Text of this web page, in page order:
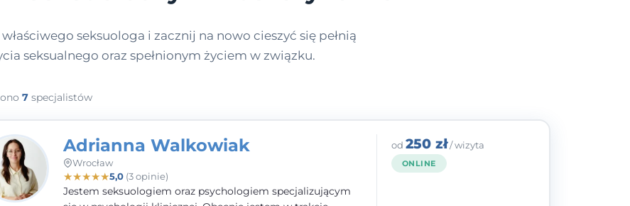
seksuologa i zacznij na nowo cieszyć się pełnią
seksualnego oraz spełnionym życiem w związku.
7 specjalistów
Adrianna Walkowiak
Wrocław
★★★★★5,0(3 opinie)
Jestem seksuologiem oraz psychologiem specjalizującym
od 250 zł/ wizyta
ONLINE